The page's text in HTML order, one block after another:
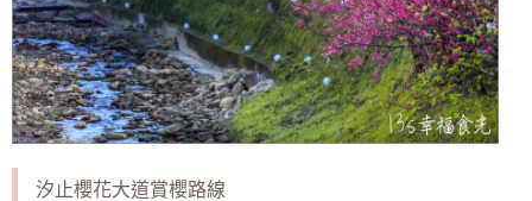
汐止櫻花大道賞櫻路線